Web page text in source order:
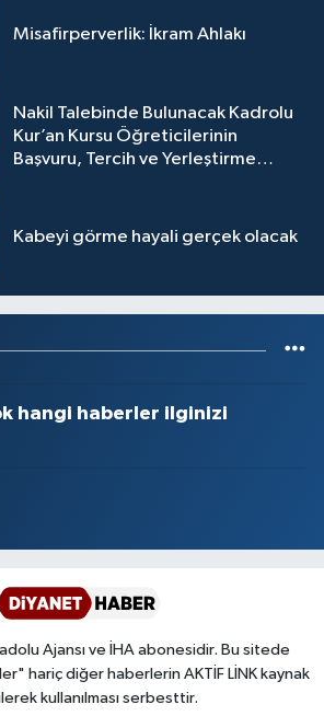
Misafirperverlik: İkram Ahlakı
Nakil Talebinde Bulunacak Kadrolu
Kur’an Kursu Öğreticilerinin
Başvuru, Tercih ve Yerleştirme
Kabeyi görme hayali gerçek olacak
hangi haberler ilginizi
Ajansı ve İHA abonesidir. Bu sitede
hariç diğer haberlerin AKTİF LİNK kaynak
kullanılması serbesttir.